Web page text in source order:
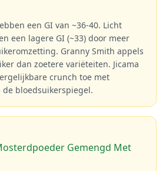
een GI van ~36-40. Licht
een lagere GI (~33) door meer
Granny Smith appels
dan zoetere variëteiten. Jicama
crunch toe met
bloedsuikerspiegel.
Gemengd Met